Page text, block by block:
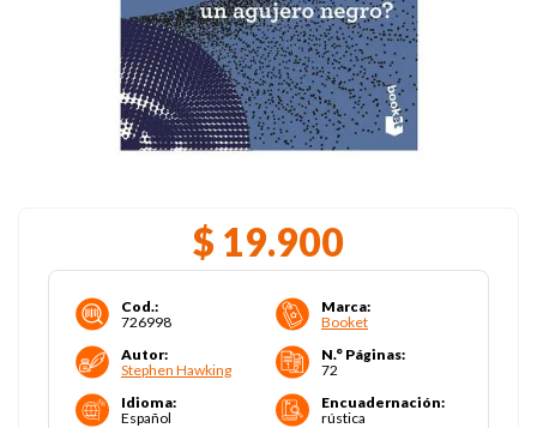
$ 19.900
Cod.:
726998
Marca:
Booket
Autor:
Stephen Hawking
N.° Páginas:
72
Idioma:
Español
Encuadernación:
rústica